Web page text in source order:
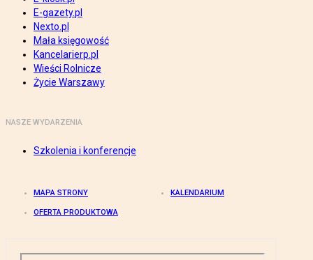
E-gazety.pl
Nexto.pl
Mała księgowość
Kancelarierp.pl
Wieści Rolnicze
Życie Warszawy
NASZE WYDARZENIA
Szkolenia i konferencje
MAPA STRONY KALENDARIUM
OFERTA PRODUKTOWA